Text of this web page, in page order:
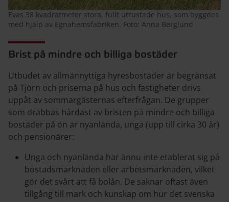
Evas 38 kvadratmeter stora, fullt utrustade hus, som byggdes
med hjälp av Egnahemsfabriken. Foto: Anna Berglund
Brist på mindre och billiga bostäder
Utbudet av allmännyttiga hyresbostäder är begränsat
på Tjörn och priserna på hus och fastigheter drivs
uppåt av sommargästernas efterfrågan. De grupper
som drabbas hårdast av bristen på mindre och billiga
bostäder på ön är nyanlända, unga (upp till cirka 30 år)
och pensionärer:
Unga och nyanlända har ännu inte etablerat sig på
bostadsmarknaden eller arbetsmarknaden, vilket
gör det svårt att få bolån. De saknar oftast även
tillgång till mark och kunskap om hur det svenska